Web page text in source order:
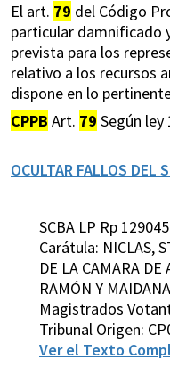
El art. 79 del Código
particular damnificado
prevista para los
relativo a los recursos
dispone en lo
CPPB Art. 79 Según ley
OCULTAR FALLOS DEL
SCBA LP Rp
Carátula: NICLAS,
DE LA CAMARA
RAMÓN Y
Magistrados
Tribunal Origen:
Ver el Texto